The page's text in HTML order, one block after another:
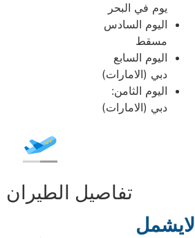
يوم في البحر
اليوم السادس
مسقط
اليوم السابع
دبي (الامارات)
اليوم الثامن:
دبي (الامارات)
تفاصيل الطيران